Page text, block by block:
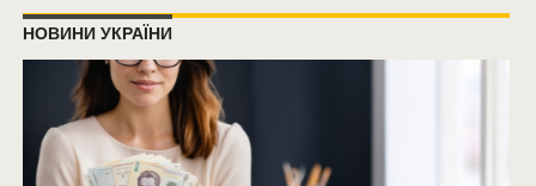
НОВИНИ УКРАЇНИ